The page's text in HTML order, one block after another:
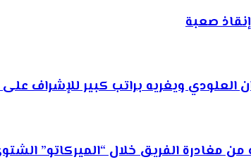
صعبة
ويغريه براتب كبير للإشراف على
الفريق خلال “الميركاتو”